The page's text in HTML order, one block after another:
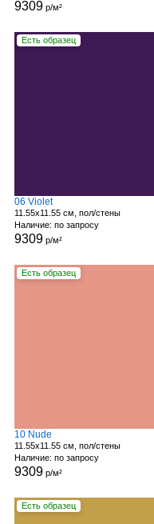
9309р/м²
Есть образец
06 Violet
11.55x11.55 см, пол/стены
Наличие: по запросу
9309р/м²
Есть образец
10 Nude
11.55x11.55 см, пол/стены
Наличие: по запросу
9309р/м²
Есть образец